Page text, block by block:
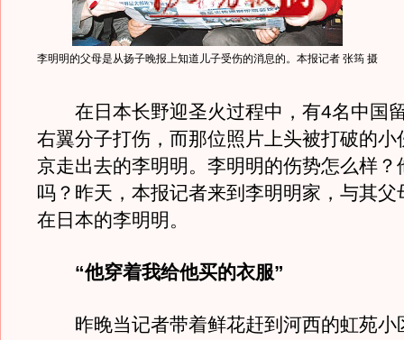
李明明的父母是从扬子晚报上知道儿子受伤的消息的。本报记者 张筠 摄
在日本长野迎圣火过程中，有4名中国
右翼分子打伤，而那位照片上头被打破的小
京走出去的李明明。李明明的伤势怎么样？
吗？昨天，本报记者来到李明明家，与其父
在日本的李明明。
“他穿着我给他买的衣服”
昨晚当记者带着鲜花赶到河西的虹苑小